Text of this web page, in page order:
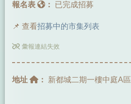
報名表 ： 已完成招募
📌 查看招募中的市集列表
彙報連結失效
地址 ： 新都城二期一樓中庭A區